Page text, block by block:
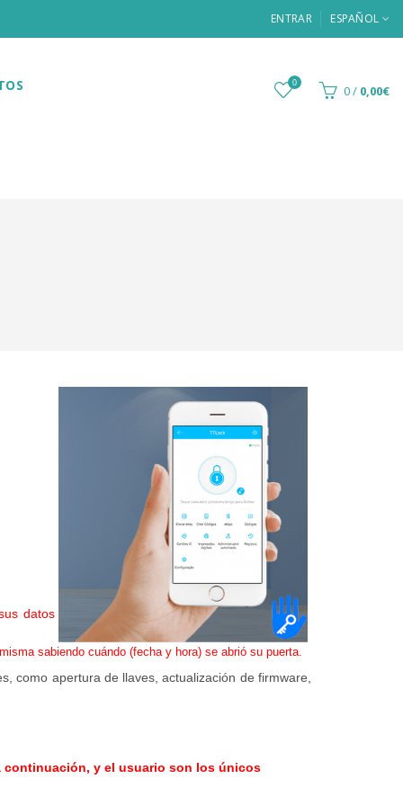
ENTRAR ESPAÑOL
0 0/ 0,00€
datos
sabiendo cuándo (fecha y hora) se abrió su puerta.
como apertura de llaves, actualización de firmware,
continuación, y el usuario son los únicos